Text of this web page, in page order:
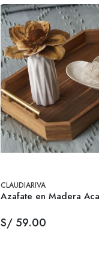
CLAUDIARIVA
Azafate en Madera
S/ 59.00